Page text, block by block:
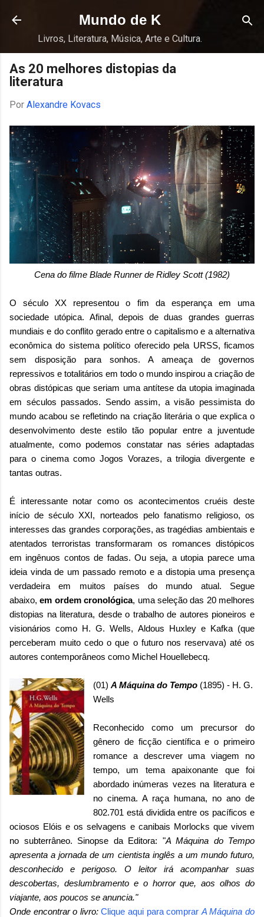
Pular para o conteúdo principal
Mundo de K
Livros, Literatura, Música, Arte e Cultura.
As 20 melhores distopias da
literatura
Por Alexandre Kovacs
Cena do filme Blade Runner de Ridley Scott (1982)
O século XX representou o fim da esperança em uma
sociedade utópica. Afinal, depois de duas grandes guerras
mundiais e do conflito gerado entre o capitalismo e a alternativa
econômica do sistema político oferecido pela URSS, ficamos
sem disposição para sonhos. A ameaça de governos
repressivos e totalitários em todo o mundo inspirou a criação de
obras distópicas que seriam uma antítese da utopia imaginada
em séculos passados. Sendo assim, a visão pessimista do
mundo acabou se refletindo na criação literária o que explica o
desenvolvimento deste estilo tão popular entre a juventude
atualmente, como podemos constatar nas séries adaptadas
para o cinema como Jogos Vorazes, a trilogia divergente e
tantas outras.
É interessante notar como os acontecimentos cruéis deste
início de século XXI, norteados pelo fanatismo religioso, os
interesses das grandes corporações, as tragédias ambientais e
atentados terroristas transformaram os romances distópicos
em ingênuos contos de fadas. Ou seja, a utopia parece uma
ideia vinda de um passado remoto e a distopia uma presença
verdadeira em muitos países do mundo atual. Segue
abaixo,em ordem cronológica, uma seleção das 20 melhores
distopias na literatura, desde o trabalho de autores pioneiros e
visionários como H. G. Wells, Aldous Huxley e Kafka (que
perceberam muito cedo o que o futuro nos reservava) até os
autores contemporâneos como Michel Houellebecq.
(01) A Máquina do Tempo (1895) - H. G.
Wells
Reconhecido como um precursor do
gênero de ficção científica e o primeiro
romance a descrever uma viagem no
tempo, um tema apaixonante que foi
abordado inúmeras vezes na literatura e
no cinema. A raça humana, no ano de
802.701 está dividida entre os pacíficos e
ociosos Elóis e os selvagens e canibais Morlocks que vivem
no subterrâneo. Sinopse da Editora: "A Máquina do Tempo
apresenta a jornada de um cientista inglês a um mundo futuro,
desconhecido e perigoso. O leitor irá acompanhar suas
descobertas, deslumbramento e o horror que, aos olhos do
viajante, aos poucos se anuncia."
Onde encontrar o livro:Clique aqui para comprar A Máquina do